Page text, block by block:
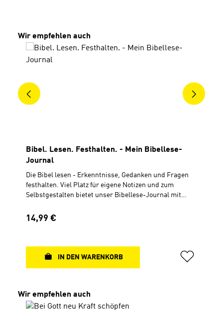
Produktgalerie überspringen
Wir empfehlen auch
Bibel. Lesen. Festhalten. - Mein Bibellese-
Journal
Die Bibel lesen - Erkenntnisse, Gedanken und Fragen
festhalten. Viel Platz für eigene Notizen und zum
Selbstgestalten bietet unser Bibellese-Journal mit
persönliche Zeit mit Gott und eine ideale Ergänzung zu
unseren Bibellesezeitschriften. Mit viel Freiraum und
Leineneinband mit Lesebändchen, Gummizug und
Regulärer Preis:
14,99 €
IN DEN WARENKORB
Produktgalerie überspringen
Wir empfehlen auch